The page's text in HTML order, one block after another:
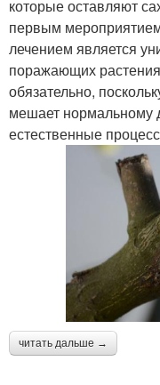
которые оставляют
первым
лечением является
поражающих
обязательно,
мешает нормальному
естественные
читать дальше →